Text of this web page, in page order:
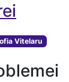
Vitelaru